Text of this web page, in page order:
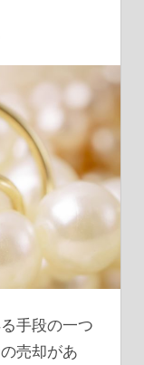
手段の一つ
売却があ